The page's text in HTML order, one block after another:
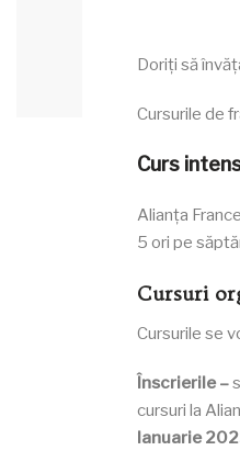
Doriți să
Cursurile de
Curs
Alianța
5 ori pe
Cursuri
Cursurile se
Înscrierile –
cursuri la
Ianuarie